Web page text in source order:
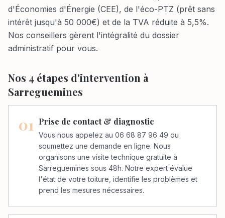
d'Économies d'Énergie (CEE), de l'éco-PTZ (prêt sans
intérêt jusqu'à 50 000€) et de la TVA réduite à 5,5%.
Nos conseillers gèrent l'intégralité du dossier
administratif pour vous.
Nos 4 étapes d'intervention à
Sarreguemines
01 Prise de contact & diagnostic
Vous nous appelez au 06 68 87 96 49 ou
soumettez une demande en ligne. Nous
organisons une visite technique gratuite à
Sarreguemines sous 48h. Notre expert évalue
l'état de votre toiture, identifie les problèmes et
prend les mesures nécessaires.